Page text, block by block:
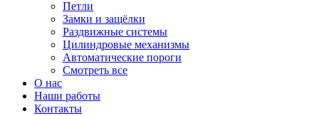
Петли
Замки и защёлки
Раздвижные системы
Цилиндровые механизмы
Автоматические пороги
Смотреть все
О нас
Наши работы
Контакты